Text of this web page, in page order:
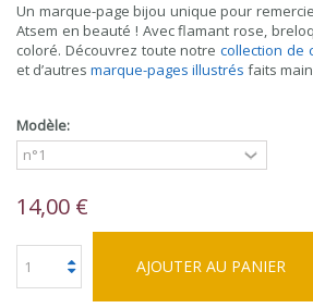
Un marque-page bijou unique pour
Atsem en beauté ! Avec flamant rose,
coloré. Découvrez toute notre collection de
et d’autres marque-pages illustrés faits
Modèle:
14,00 €
AJOUTER AU PANIER